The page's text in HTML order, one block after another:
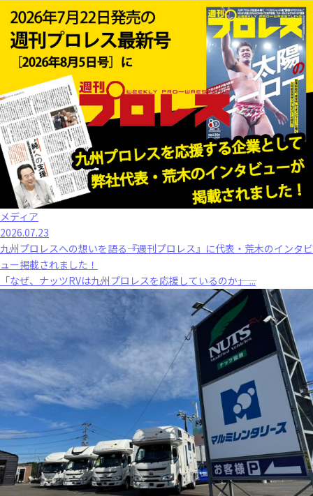
メディア
2026.07.23
九州プロレスへの想いを語る――『週刊プロレス』に代表・荒木のインタビ
ュー掲載されました！
「なぜ、ナッツRVは九州プロレスを応援しているのか――」 ...